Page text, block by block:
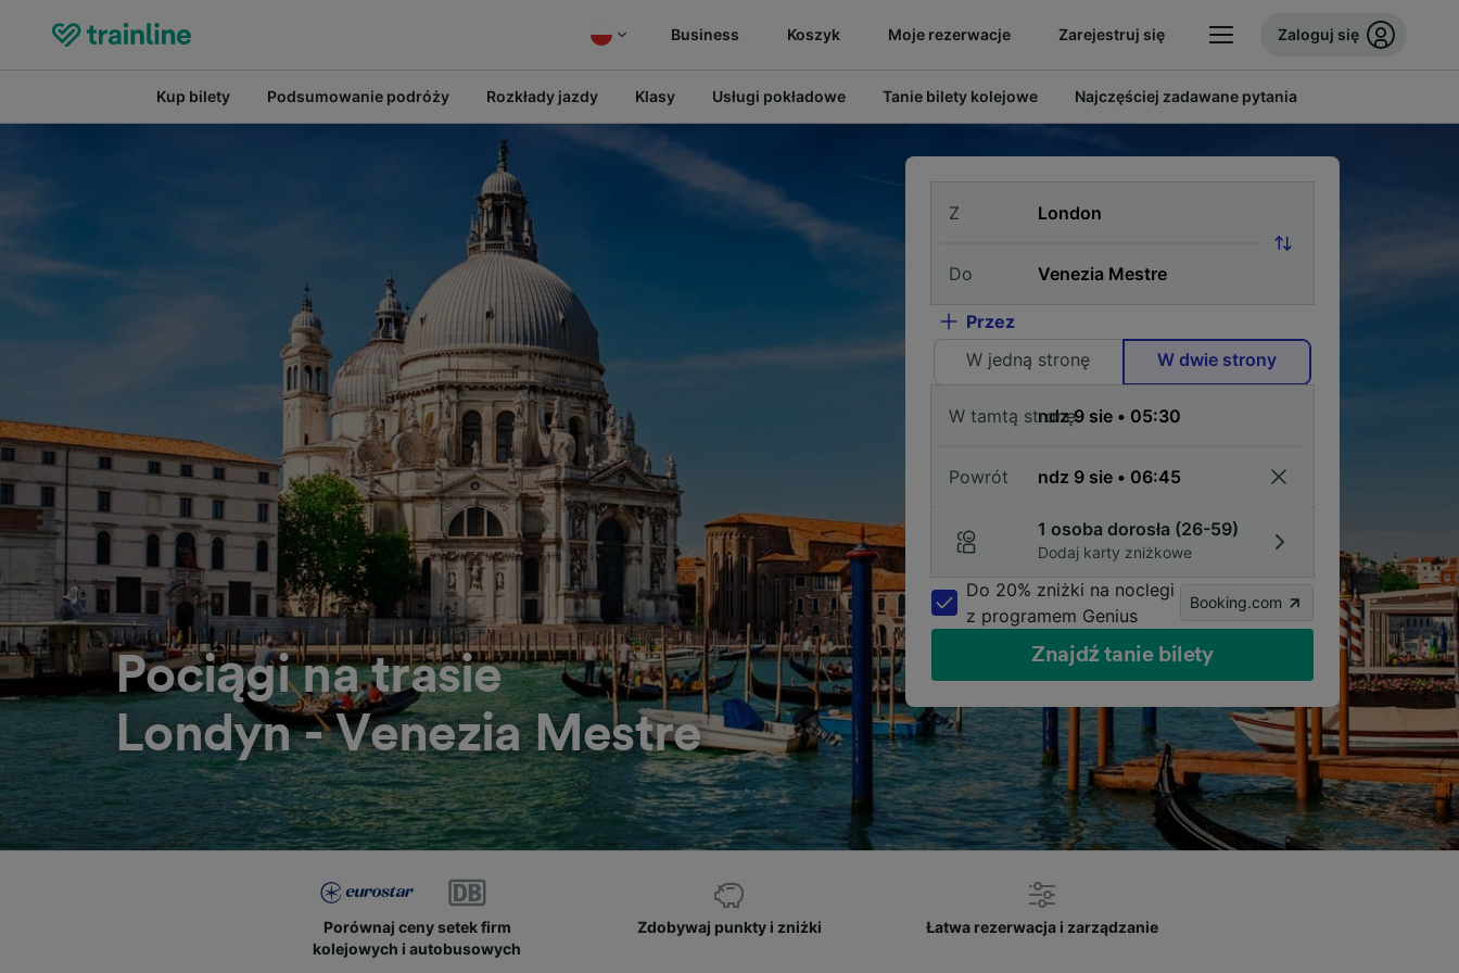
Business Koszyk Moje rezerwacje Zarejestruj się Zaloguj się
Kup bilety Podsumowanie podróży Rozkłady jazdy Klasy Usługi pokładowe Tanie bilety kolejowe Najczęściej zadawane pytania
Pociągi na trasie
Londyn - Venezia Mestre
Z
Do
Przez
W jedną stronę
W dwie strony
W tamtą stronę
Powrót
1 osoba dorosła (26-59)
Dodaj karty zniżkowe
Do 20% zniżki na noclegi
z programem Genius
Booking.com
Znajdź tanie bilety
Porównaj ceny setek firm
kolejowych i autobusowych
Zdobywaj punkty i zniżki Łatwa rezerwacja i zarządzanie